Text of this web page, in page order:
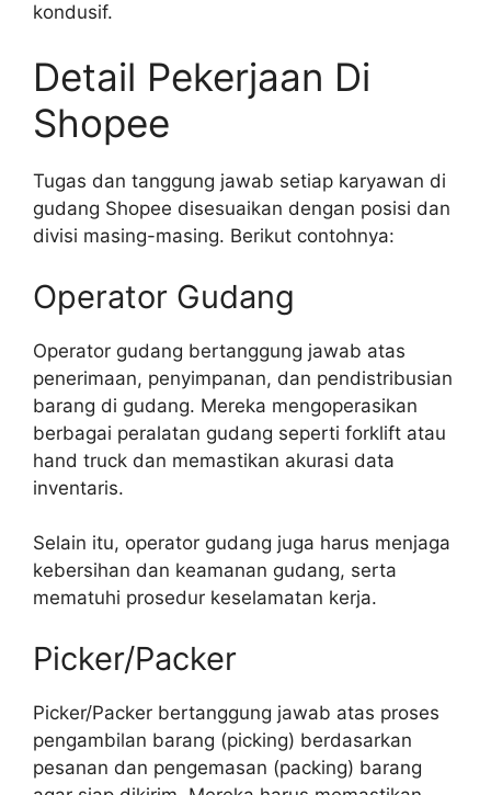
kondusif.
Detail Pekerjaan Di
Shopee
Tugas dan tanggung jawab setiap karyawan di
gudang Shopee disesuaikan dengan posisi dan
divisi masing-masing. Berikut contohnya:
Operator Gudang
Operator gudang bertanggung jawab atas
penerimaan, penyimpanan, dan pendistribusian
barang di gudang. Mereka mengoperasikan
berbagai peralatan gudang seperti forklift atau
hand truck dan memastikan akurasi data
inventaris.
Selain itu, operator gudang juga harus menjaga
kebersihan dan keamanan gudang, serta
mematuhi prosedur keselamatan kerja.
Picker/Packer
Picker/Packer bertanggung jawab atas proses
pengambilan barang (picking) berdasarkan
pesanan dan pengemasan (packing) barang